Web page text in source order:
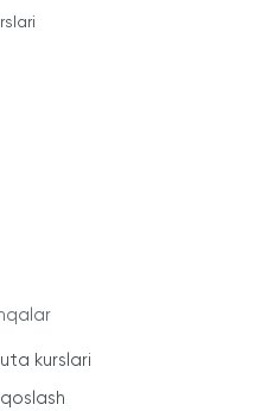
kurslari